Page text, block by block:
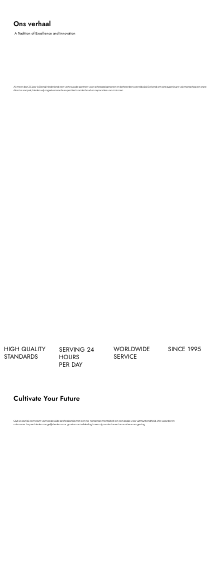
Ons verhaal
A Tradition of Excellence and Innovation
Al meer dan 26 jaar is Bengi Nederland een vertrouwde partner voor scheepseigenaren en beheerders wereldwijd. Bekend om ons superieure vakmanschap en onze
directe aanpak, bieden wij ongeëvenaarde expertise in onderhoud en reparaties van motoren.
HIGH QUALITY
STANDARDS
SERVING 24
HOURS
PER DAY
WORLDWIDE
SERVICE
SINCE 1995
Cultivate Your Future
Sluit je aan bij een team van toegewijde professionals met een no-nonsense mentaliteit en een passie voor uitmuntendheid. We waarderen
vakmanschap en bieden mogelijkheden voor groei en ontwikkeling in een dynamische en innovatieve omgeving.